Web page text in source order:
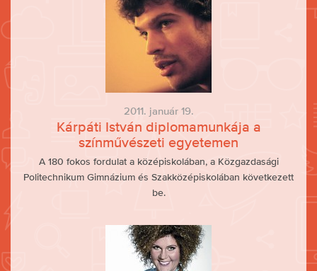
2011. január 19.
Kárpáti István diplomamunkája a
színművészeti egyetemen
A 180 fokos fordulat a középiskolában, a Közgazdasági
Politechnikum Gimnázium és Szakközépiskolában következett
be.